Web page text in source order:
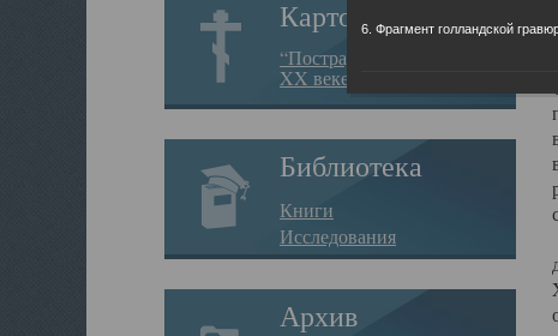
Картотека
“Пострадавшие за веру в
XX веке на Севере”
Библиотека
Книги
Исследования
Архив
6. Фрагмент голландской